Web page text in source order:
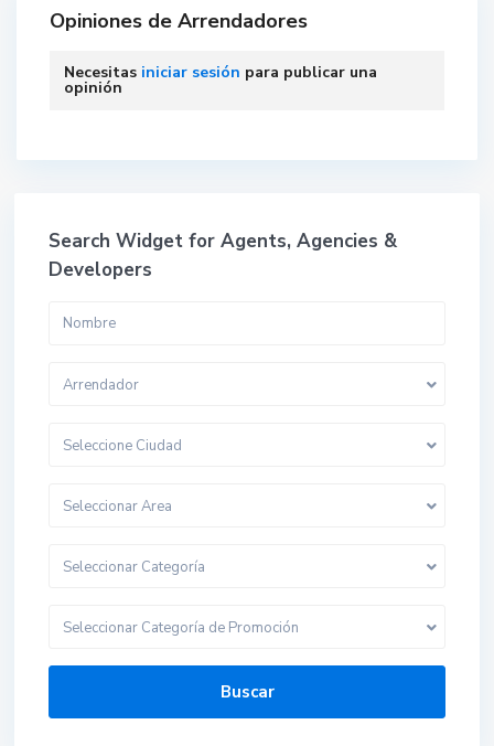
Opiniones de Arrendadores
Necesitas iniciar sesión para publicar una
opinión
Search Widget for Agents, Agencies &
Developers
Arrendador
Seleccione Ciudad
Seleccionar Area
Seleccionar Categoría
Seleccionar Categoría de Promoción
Buscar